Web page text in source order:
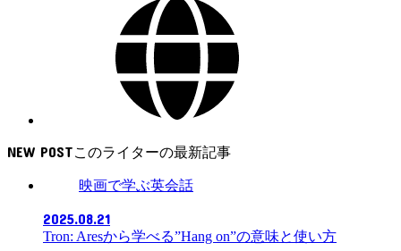
NEW POST
映画で学ぶ英会話
2025.08.21
Tron: Aresから学べる”Hang on”の意味と使い方